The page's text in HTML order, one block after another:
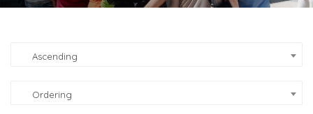
Ascending
Ordering